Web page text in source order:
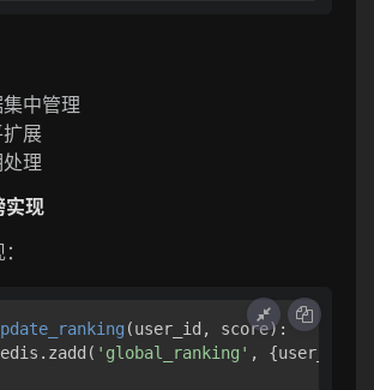
中管理
展
理
实现
(user_id, score):
'global_ranking' , {user_id: